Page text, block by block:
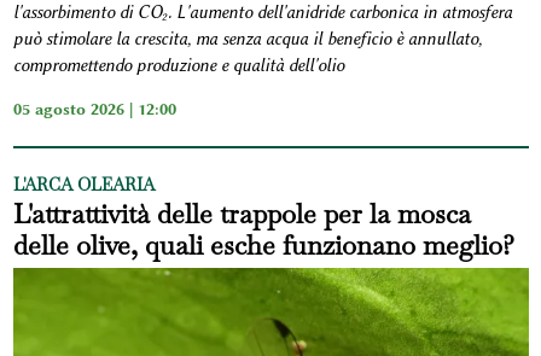
l'assorbimento di CO₂. L'aumento dell'anidride carbonica in atmosfera
può stimolare la crescita, ma senza acqua il beneficio è annullato,
compromettendo produzione e qualità dell'olio
05 agosto 2026 | 12:00
L'ARCA OLEARIA
L'attrattività delle trappole per la mosca
delle olive, quali esche funzionano meglio?